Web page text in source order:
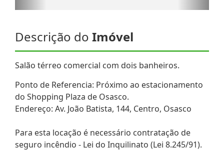
Descrição do Imóvel
Salão térreo comercial com dois banheiros.
Ponto de Referencia: Próximo ao estacionamento
do Shopping Plaza de Osasco.
Endereço: Av. João Batista, 144, Centro, Osasco
Para esta locação é necessário contratação de
seguro incêndio - Lei do Inquilinato (Lei 8.245/91).